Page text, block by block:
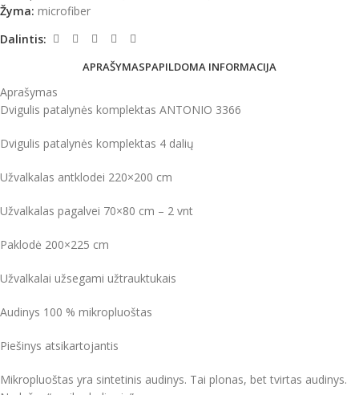
Žyma: microfiber
Dalintis:
APRAŠYMASPAPILDOMA INFORMACIJA
Aprašymas
Dvigulis patalynės komplektas ANTONIO 3366
Dvigulis patalynės komplektas 4 dalių
Užvalkalas antklodei 220×200 cm
Užvalkalas pagalvei 70×80 cm – 2 vnt
Paklodė 200×225 cm
Užvalkalai užsegami užtrauktukais
Audinys 100 % mikropluoštas
Piešinys atsikartojantis
Mikropluoštas yra sintetinis audinys. Tai plonas, bet tvirtas audinys.